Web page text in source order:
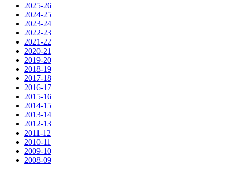
2025-26
2024-25
2023-24
2022-23
2021-22
2020-21
2019-20
2018-19
2017-18
2016-17
2015-16
2014-15
2013-14
2012-13
2011-12
2010-11
2009-10
2008-09